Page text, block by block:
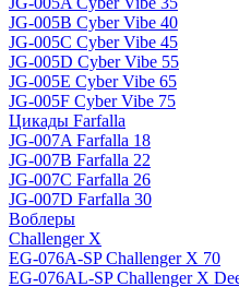
JG-005B Cyber Vibe 40
JG-005C Cyber Vibe 45
JG-005D Cyber Vibe 55
JG-005E Cyber Vibe 65
JG-005F Cyber Vibe 75
Цикады Farfalla
JG-007A Farfalla 18
JG-007B Farfalla 22
JG-007C Farfalla 26
JG-007D Farfalla 30
Воблеры
Challenger X
EG-076A-SP Challenger X 70
EG-076AL-SP Challenger X